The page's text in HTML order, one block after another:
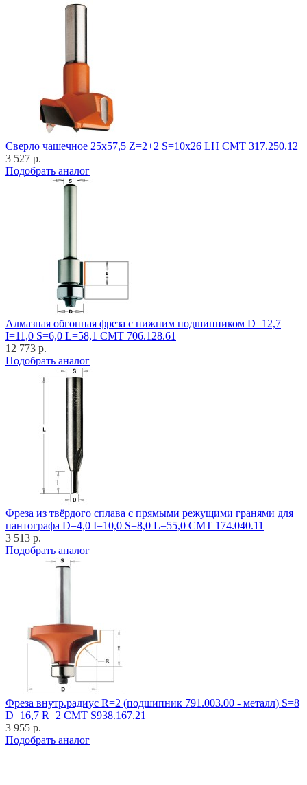
Cверло чашечное 25x57,5 Z=2+2 S=10x26 LH CMT 317.250.12
3 527 р.
Подобрать аналог
Алмазная обгонная фреза с нижним подшипником D=12,7
I=11,0 S=6,0 L=58,1 CMT 706.128.61
12 773 р.
Подобрать аналог
Фреза из твёрдого сплава с прямыми режущими гранями для
пантографа D=4,0 I=10,0 S=8,0 L=55,0 CMT 174.040.11
3 513 р.
Подобрать аналог
Фреза внутр.радиус R=2 (подшипник 791.003.00 - металл) S=8
D=16,7 R=2 CMT S938.167.21
3 955 р.
Подобрать аналог